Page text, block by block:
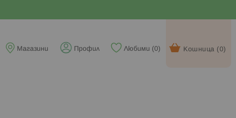
Кошница (0)
Любими (0)
Профил
Магазини